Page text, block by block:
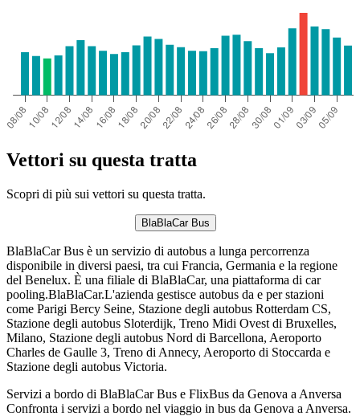
Vettori su questa tratta
Scopri di più sui vettori su questa tratta.
BlaBlaCar Bus
BlaBlaCar Bus è un servizio di autobus a lunga percorrenza
disponibile in diversi paesi, tra cui Francia, Germania e la regione
del Benelux. È una filiale di BlaBlaCar, una piattaforma di car
pooling.BlaBlaCar.L'azienda gestisce autobus da e per stazioni
come Parigi Bercy Seine, Stazione degli autobus Rotterdam CS,
Stazione degli autobus Sloterdijk, Treno Midi Ovest di Bruxelles,
Milano, Stazione degli autobus Nord di Barcellona, ​​Aeroporto
Charles de Gaulle 3, Treno di Annecy, Aeroporto di Stoccarda e
Stazione degli autobus Victoria.
Servizi a bordo di BlaBlaCar Bus e FlixBus da Genova a Anversa
Confronta i servizi a bordo nel viaggio in bus da Genova a Anversa.